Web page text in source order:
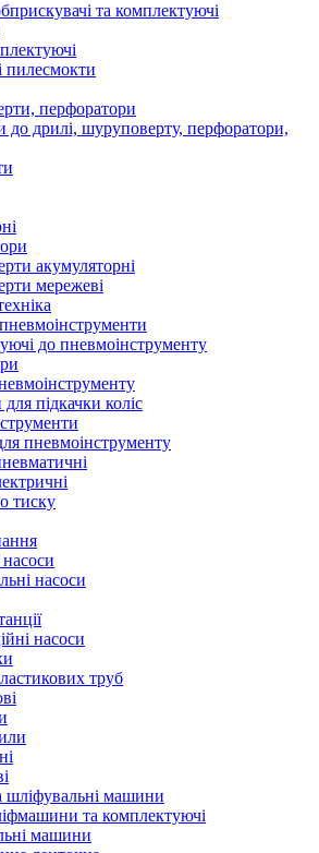
та комплектуючі
пилесмокти
перфоратори
до дрилі, шуруповерту, перфоратори,
акумуляторні
мережеві
до пневмоінструменту
підкачки коліс
пневмоінструменту
тиску
насоси
насоси
труб
шліфувальні машини
та комплектуючі
машини